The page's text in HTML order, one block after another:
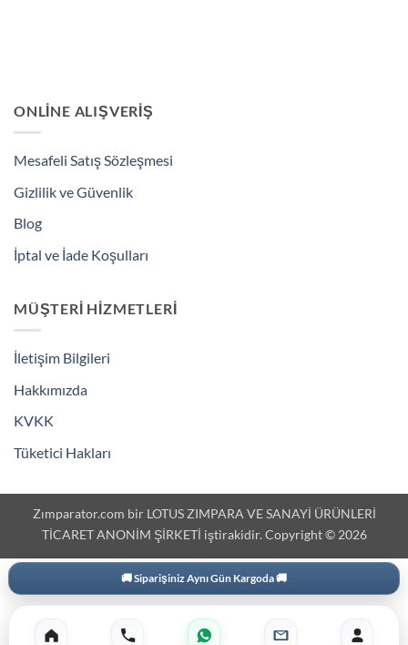
ONLINE ALIŞVERIŞ
Mesafeli Satış Sözleşmesi
Gizlilik ve Güvenlik
Blog
İptal ve İade Koşulları
MÜŞTERI HIZMETLERI
İletişim Bilgileri
Hakkımızda
KVKK
Tüketici Hakları
Zımparator.com bir LOTUS ZIMPARA VE SANAYİ ÜRÜNLERİ
TİCARET ANONİM ŞİRKETİ iştirakidir. Copyright © 2026
🚚 Siparişiniz Aynı Gün Kargoda 🚚